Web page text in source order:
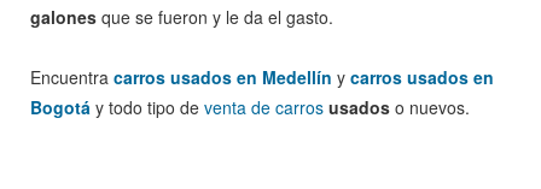
galones que se fueron y le da el gasto.
Encuentra carros usados en Medellín y carros usados en
Bogotá y todo tipo de venta de carros usados o nuevos.